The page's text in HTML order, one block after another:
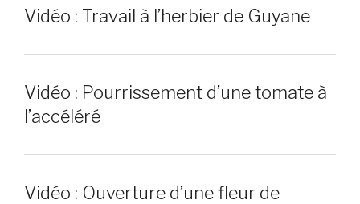
Vidéo : Travail à l’herbier de Guyane
Vidéo : Pourrissement d’une tomate à
l’accéléré
Vidéo : Ouverture d’une fleur de